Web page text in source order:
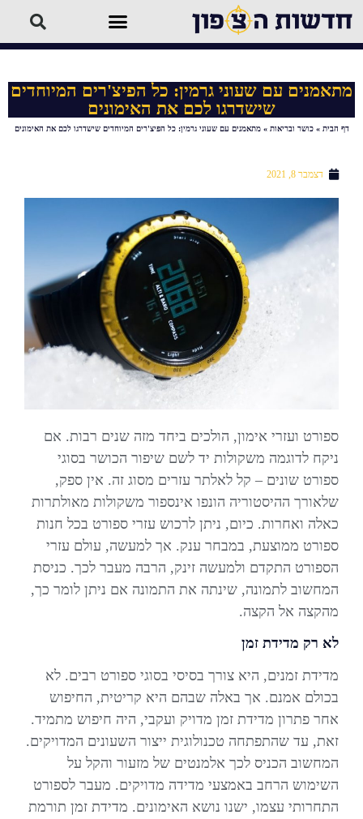
מתאמנים עם שעוני גרמין: כל הפיצ'רים המיוחדים
שישדרגו לכם את האימונים
דף הבית »כושר ובריאות »מתאמנים עם שעוני גרמין: כל הפיצ'רים המיוחדים שישדרגו לכם את האימונים
דצמבר 8, 2021
ספורט ועזרי אימון, הולכים ביחד מזה שנים רבות. אם
ניקח לדוגמה משקולות יד לשם שיפור הכושר בסוגי
ספורט שונים – קל לאלתר עזרים מסוג זה. אין ספק,
שלאורך ההיסטוריה הונפו אינספור משקולות מאולתרות
כאלה ואחרות. כיום, ניתן לרכוש עזרי ספורט בכל חנות
ספורט ממוצעת, במבחר ענק. אך למעשה, עולם עזרי
הספורט התקדם ולמעשה זינק, הרבה מעבר לכך. כניסת
המחשוב לתמונה, שינתה את התמונה אם ניתן לומר כך,
מהקצה אל הקצה.
לא רק מדידת זמן
מדידת זמנים, היא צורך בסיסי בסוגי ספורט רבים. לא
בכולם אמנם. אך באלה שבהם היא קריטית, החיפוש
אחר פתרון מדידת זמן מדויק ועקבי, היה חיפוש מתמיד.
זאת, עד שהתפתחה טכנולוגית ייצור השעונים המדויקים.
המחשוב הכניס לכך אלמנטים של מזעור והקל על
השימוש הרחב באמצעי מדידה מדויקים. מעבר לספורט
התחרותי עצמו, ישנו נושא האימונים. מדידת זמן תורמת